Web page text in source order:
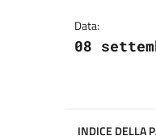
Data:
08
INDICE DELLA